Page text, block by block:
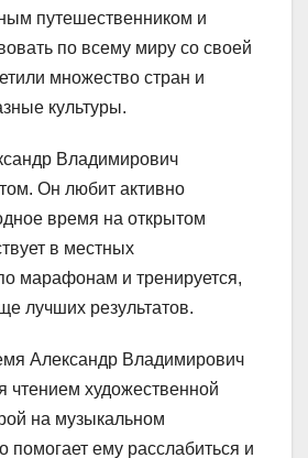
путешественником и
по всему миру со своей
множество стран и
культуры.
Владимирович
Он любит активно
время на открытом
в местных
марафонам и тренируется,
лучших результатов.
Александр Владимирович
чтением художественной
на музыкальном
помогает ему расслабиться и